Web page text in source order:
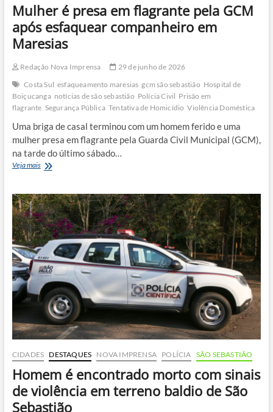
Mulher é presa em flagrante pela GCM
após esfaquear companheiro em
Maresias
Redação Nova Imprensa
29 de junho de 2026
Costa Sul esfaqueamento maresias gcm são sebastião Hospital de
Boiçucanga notícias de são sebastião Polícia Civil Prisão em
flagrante Segurança Pública Tentativa de Homicídio Violência Doméstica
Uma briga de casal terminou com um homem ferido e uma
mulher presa em flagrante pela Guarda Civil Municipal (GCM),
na tarde do último sábado…
Veja maisMulher
em
flagrante
pela
GCM
após
esfaquear
companheiro
em
Maresias
CIDADES DESTAQUES NOVA IMPRENSA POLÍCIA SÃO SEBASTIÃO
Homem é encontrado morto com sinais
de violência em terreno baldio de São
Sebastião